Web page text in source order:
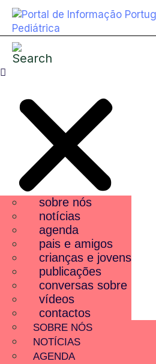
sobre nós
notícias
agenda
pais e amigos
crianças e jovens
publicações
conversas sobre
vídeos
contactos
SOBRE NÓS
NOTÍCIAS
AGENDA